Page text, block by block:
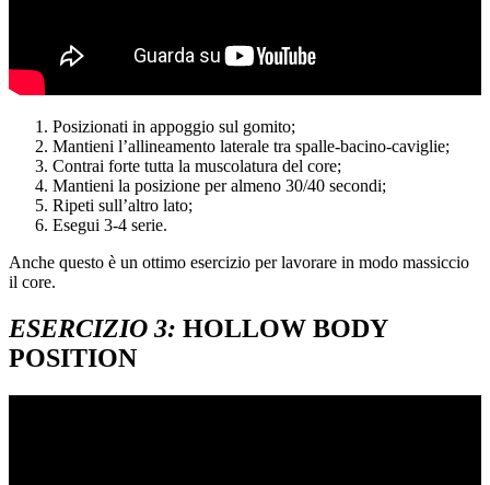
Posizionati in appoggio sul gomito;
Mantieni l’allineamento laterale tra spalle-bacino-caviglie;
Contrai forte tutta la muscolatura del core;
Mantieni la posizione per almeno 30/40 secondi;
Ripeti sull’altro lato;
Esegui 3-4 serie.
Anche questo è un ottimo esercizio per lavorare in modo massiccio
il core.
ESERCIZIO 3: HOLLOW BODY
POSITION